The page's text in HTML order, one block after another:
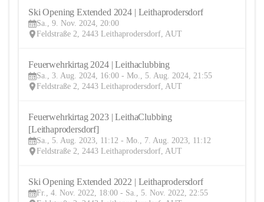
Ski Opening Extended 2024 | Leithaprodersdorf
Sa., 9. Nov. 2024, 20:00
Feldstraße 2, 2443 Leithaprodersdorf, AUT
Sa., 3. Aug. 2024, 16:00 - Mo., 5. Aug. 2024, 21:55
Feldstraße 2, 2443 Leithaprodersdorf, AUT
Feuerwehrkirtag 2023 | LeithaClubbing
[Leithaprodersdorf]
Sa., 5. Aug. 2023, 11:12 - Mo., 7. Aug. 2023, 11:12
Feldstraße 2, 2443 Leithaprodersdorf, AUT
Ski Opening Extended 2022 | Leithaprodersdorf
Fr., 4. Nov. 2022, 18:00 - Sa., 5. Nov. 2022, 22:55